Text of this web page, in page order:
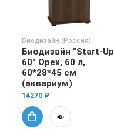
Биодизайн (Россия)
Биодизайн "Start-Up
60" Орех, 60 л,
60*28*45 см
(аквариум)
14270 ₽